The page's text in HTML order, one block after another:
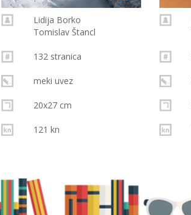
Lidija Borko
Tomislav Štancl
132 stranica
meki uvez
20x27 cm
121 kn